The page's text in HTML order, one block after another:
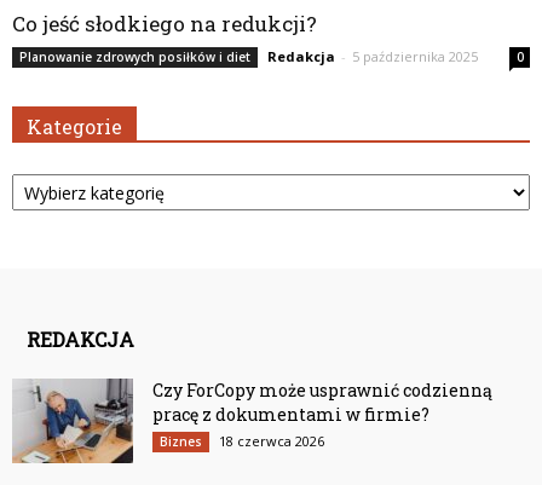
Co jeść słodkiego na redukcji?
Planowanie zdrowych posiłków i diet Redakcja - 5 października 2025 0
Kategorie
Kategorie
REDAKCJA
Czy ForCopy może usprawnić codzienną
pracę z dokumentami w firmie?
Biznes 18 czerwca 2026